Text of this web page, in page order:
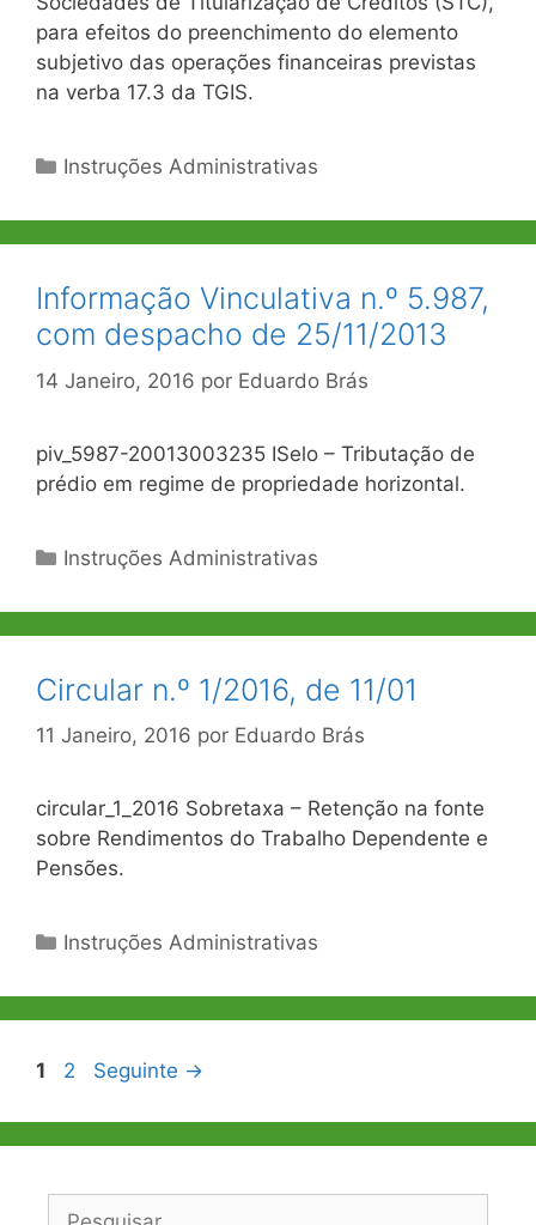
para efeitos do preenchimento do elemento
subjetivo das operações financeiras previstas
na verba 17.3 da TGIS.
Categorias
Instruções Administrativas
Informação Vinculativa n.º 5.987,
com despacho de 25/11/2013
14 Janeiro, 2016 por Eduardo Brás
piv_5987-20013003235 ISelo – Tributação de
prédio em regime de propriedade horizontal.
Categorias
Instruções Administrativas
Circular n.º 1/2016, de 11/01
11 Janeiro, 2016 por Eduardo Brás
circular_1_2016 Sobretaxa – Retenção na fonte
sobre Rendimentos do Trabalho Dependente e
Pensões.
Categorias
Instruções Administrativas
Navegação
artigos
Página
1 Página
2 Seguinte →
Pesquisar